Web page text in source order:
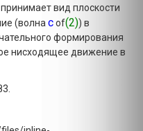
вид плоскости
(волна сof(2)) в
формирования
нисходящее движение в